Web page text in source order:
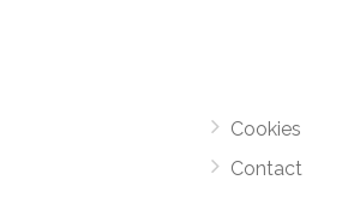
Cookies
Contact